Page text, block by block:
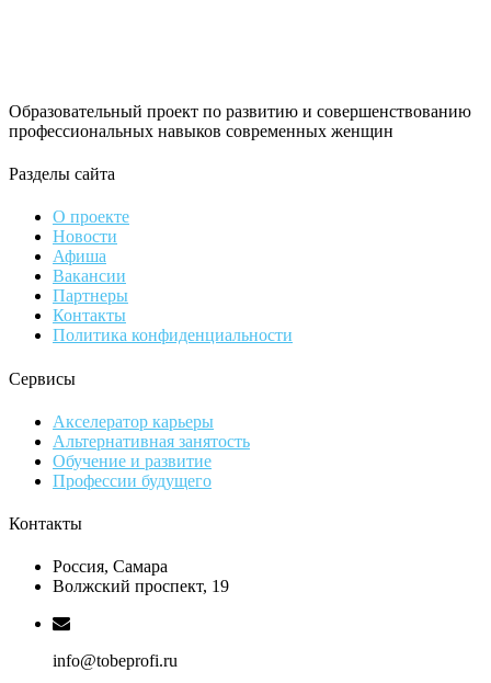
Образовательный проект по развитию и совершенствованию
профессиональных навыков современных женщин
Разделы сайта
О проекте
Новости
Афиша
Вакансии
Партнеры
Контакты
Политика конфиденциальности
Сервисы
Акселератор карьеры
Альтернативная занятость
Обучение и развитие
Профессии будущего
Контакты
Россия, Самара
Волжский проспект, 19
info@tobeprofi.ru